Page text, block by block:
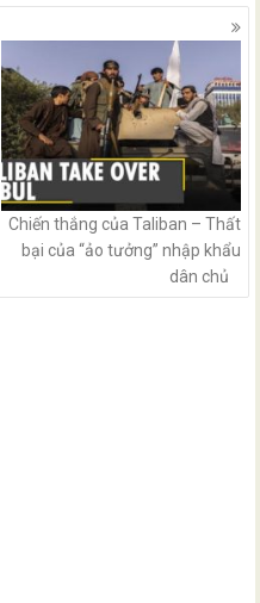
Chiến thắng của Taliban – Thất
bại của “ảo tưởng” nhập khẩu
dân chủ